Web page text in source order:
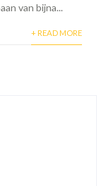
van bijna...
+ READ MORE